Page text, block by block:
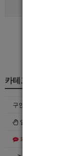
카테고리
구인정보
일자리구해요
커뮤니티